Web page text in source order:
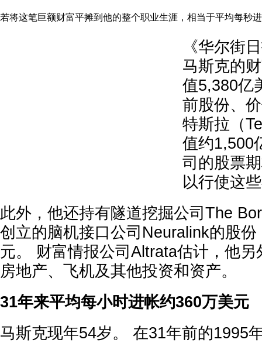
若将这笔巨额财富平摊到他的整个职业生涯，相当于平均每秒
《华尔街
马斯克的
值5,380亿
前股份、
特斯拉（
值约1,500
司的股票
以行使这
此外，他还持有隧道挖掘公司The
创立的脑机接口公司Neuralink的股
元。 财富情报公司Altrata估计，他
房地产、飞机及其他投资和资产。
31年来平均每小时进帐约360万美元
马斯克现年54岁。 在31年前的1995